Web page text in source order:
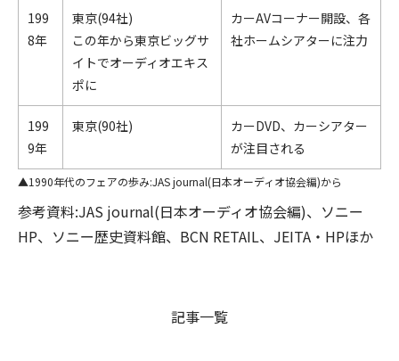
199
8年
東京(94社)
この年から東京ビッグサ
イトでオーディオエキス
ポに
カーAVコーナー開設、各
社ホームシアターに注力
199
9年
東京(90社)
カーDVD、カーシアター
が注目される
1990年代のフェアの歩み:JAS journal(日本オーディオ協会編)から
参考資料:JAS journal(日本オーディオ協会編)、ソニー
HP、ソニー歴史資料館、BCN RETAIL、JEITA・HPほか
記事一覧